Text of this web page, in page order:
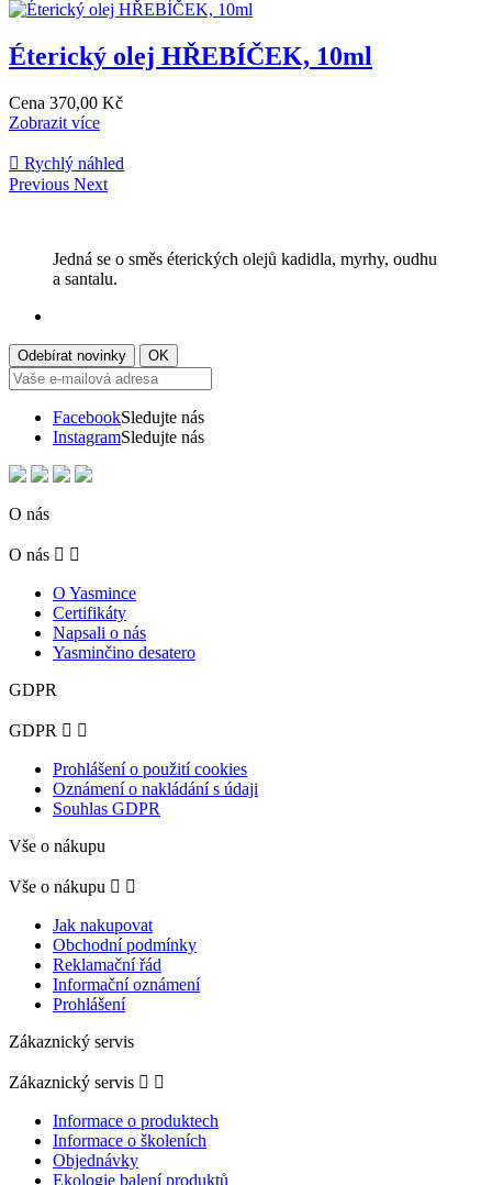
Éterický olej HŘEBÍČEK, 10ml
Cena 370,00 Kč
Zobrazit více
 Rychlý náhled
Previous Next
Jedná se o směs éterických olejů kadidla, myrhy, oudhu
a santalu.
FacebookSledujte nás
InstagramSledujte nás
O nás
O nás  
O Yasmince
Certifikáty
Napsali o nás
Yasminčino desatero
GDPR
GDPR  
Prohlášení o použití cookies
Oznámení o nakládání s údaji
Souhlas GDPR
Vše o nákupu
Vše o nákupu  
Jak nakupovat
Obchodní podmínky
Reklamační řád
Informační oznámení
Prohlášení
Zákaznický servis
Zákaznický servis  
Informace o produktech
Informace o školeních
Objednávky
Ekologie balení produktů